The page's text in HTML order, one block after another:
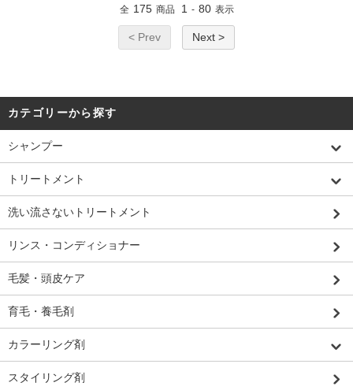
全 175 商品 1 - 80 表示
< Prev Next >
カテゴリーから探す
シャンプー
トリートメント
洗い流さないトリートメント
リンス・コンディショナー
毛髪・頭皮ケア
育毛・養毛剤
カラーリング剤
スタイリング剤